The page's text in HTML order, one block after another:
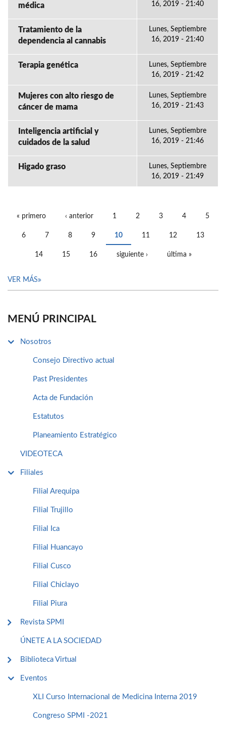
médica
16, 2019 - 21:40
Tratamiento de la
dependencia al cannabis
Lunes, Septiembre
16, 2019 - 21:40
Terapia genética
Lunes, Septiembre
16, 2019 - 21:42
Mujeres con alto riesgo de
cáncer de mama
Lunes, Septiembre
16, 2019 - 21:43
Inteligencia artificial y
cuidados de la salud
Lunes, Septiembre
16, 2019 - 21:46
Higado graso
Lunes, Septiembre
16, 2019 - 21:49
« primero ‹ anterior 1 2 3 4 5
6 7 8 9 10 11 12 13
14 15 16 siguiente › última »
VER MÁS
MENÚ PRINCIPAL
Nosotros
Consejo Directivo actual
Past Presidentes
Acta de Fundación
Estatutos
Planeamiento Estratégico
VIDEOTECA
Filiales
Filial Arequipa
Filial Trujillo
Filial Ica
Filial Huancayo
Filial Cusco
Filial Chiclayo
Filial Piura
Revista SPMI
ÚNETE A LA SOCIEDAD
Biblioteca Virtual
Eventos
XLI Curso Internacional de Medicina Interna 2019
Congreso SPMI -2021